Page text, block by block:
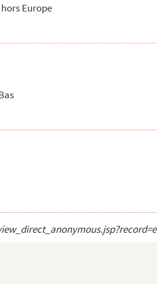
Europe